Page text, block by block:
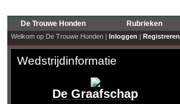
De Trouwe Honden Rubrieken
Welkom op De Trouwe Honden | Inloggen | Registreren
Wedstrijdinformatie
De Graafschap